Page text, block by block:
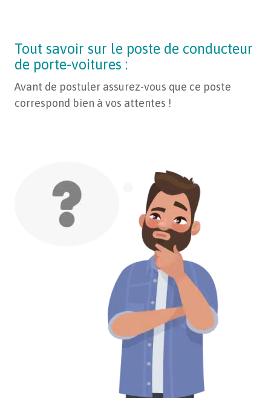
Tout savoir sur le poste de conducteur
de porte-voitures :
Avant de postuler assurez-vous que ce poste
correspond bien à vos attentes !